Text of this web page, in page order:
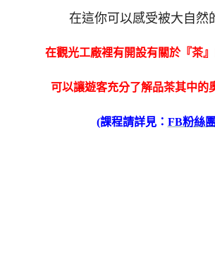
在這你可以感受被大自然
在觀光工廠裡有開設有關於『茶
可以讓遊客充分了解品茶其中的
(課程請詳見： FB粉絲團